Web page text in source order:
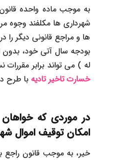
شهرداری‌ ها مکلفند وجوه
ها و مراجع قانونی دیگر
بودجه سال آتی خود، بدون
له ) می تواند برابر
خسارت تاخیر تادیه با طرح
در موردی که
امکان توقیف اموال